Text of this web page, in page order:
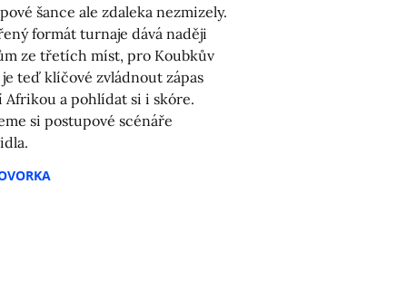
šance ale zdaleka nezmizely.
formát turnaje dává naději
ze třetích míst, pro Koubkův
teď klíčové zvládnout zápas
Afrikou a pohlídat si i skóre.
si postupové scénáře